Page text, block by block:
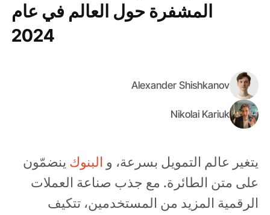
المشفرة حول العالم في عام
2024
Alexander Shishkanov
Nikolai Kariuk
يتغير عالم التمويل بسرعة، و البنوك ينضمّون
على متن الطائرة. مع جذب صناعة العملات
الرقمية المزيد من المستخدمين، تتكيف